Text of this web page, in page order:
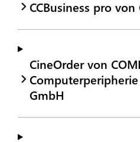
CCBusiness pro von
CineOrder von
GmbH